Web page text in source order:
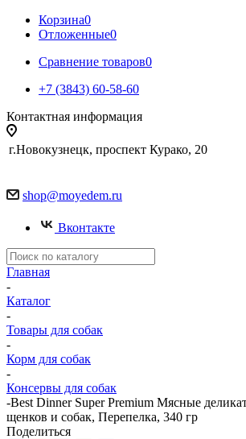
Корзина0
Отложенные0
Сравнение товаров0
+7 (3843) 60-58-60
Контактная информация
г.Новокузнецк, проспект Курако, 20
shop@moyedem.ru
Вконтакте
Главная
-
Каталог
-
Товары для собак
-
Корм для собак
-
Консервы для собак
-Best Dinner Super Premium Мясные
щенков и собак, Перепелка, 340 гр
Поделиться